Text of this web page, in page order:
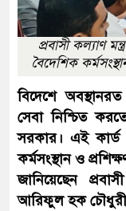
প্রবাসী কল্যাণ
বৈদেশিক
বিদেশে
সেবা নিশ্চিত
সরকার। এই কার্ড
কর্মসংস্থান ও
জানিয়েছেন
আরিফুল হক